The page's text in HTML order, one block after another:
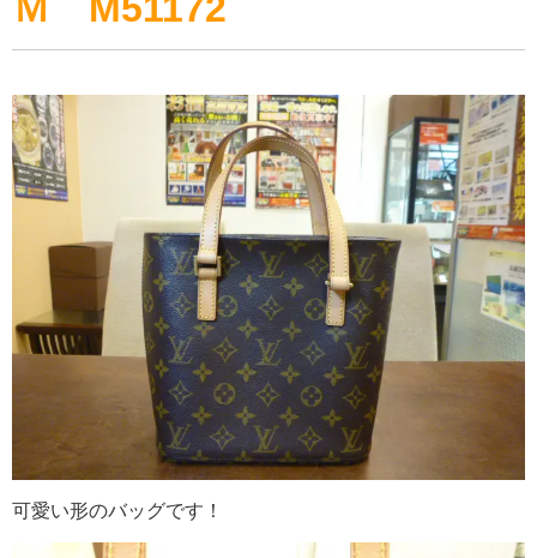
Ｍ M51172
可愛い形のバッグです！